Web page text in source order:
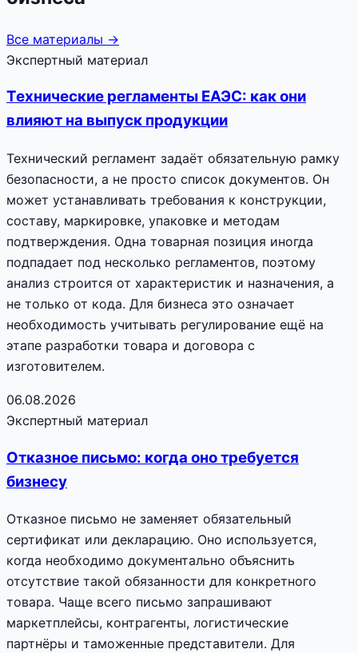
Все материалы →
Экспертный материал
Технические регламенты ЕАЭС: как они
влияют на выпуск продукции
Технический регламент задаёт обязательную рамку
безопасности, а не просто список документов. Он
может устанавливать требования к конструкции,
составу, маркировке, упаковке и методам
подтверждения. Одна товарная позиция иногда
подпадает под несколько регламентов, поэтому
анализ строится от характеристик и назначения, а
не только от кода. Для бизнеса это означает
необходимость учитывать регулирование ещё на
этапе разработки товара и договора с
изготовителем.
06.08.2026
Экспертный материал
Отказное письмо: когда оно требуется
бизнесу
Отказное письмо не заменяет обязательный
сертификат или декларацию. Оно используется,
когда необходимо документально объяснить
отсутствие такой обязанности для конкретного
товара. Чаще всего письмо запрашивают
маркетплейсы, контрагенты, логистические
партнёры и таможенные представители. Для